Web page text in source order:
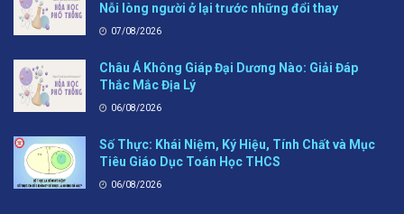
Nỗi lòng người ở lại trước những đổi thay
07/08/2026
Châu Á Không Giáp Đại Dương Nào: Giải Đáp
Thắc Mắc Địa Lý
06/08/2026
Số Thực: Khái Niệm, Ký Hiệu, Tính Chất và Mục
Tiêu Giáo Dục Toán Học THCS
06/08/2026